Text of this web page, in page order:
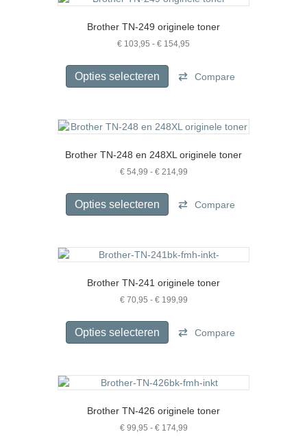
Brother TN-249 originele toner
€ 103,95 - € 154,95
€ 154,95
Opties selecteren
product
Deze
kan
gekozen
de
Compare
Brother TN-248 en 248XL originele toner
€54,99 - €214,99Prijsklasse:
€ 214,99
Opties selecteren
product
Deze
kan
gekozen
de
Compare
Brother TN-241 originele toner
€70,95 - €199,99Prijsklasse:
€ 199,99
Opties selecteren
product
Deze
kan
gekozen
Compare
Brother TN-426 originele toner
€99,95 - €174,99Prijsklasse: